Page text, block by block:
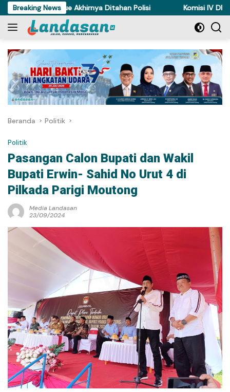
Langsung
ke
konten
Breaking News
di Torue Akhirnya Ditahan Polisi Komisi IV DPRD
Beranda Politik
Politik
Pasangan Calon Bupati dan Wakil
Bupati Erwin- Sahid No Urut 4 di
Pilkada Parigi Moutong
Media Landasan
23/09/2024